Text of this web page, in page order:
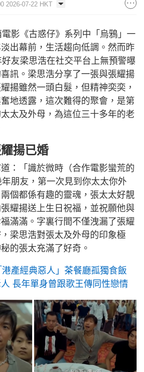
2026-07-22 HKT
影《古惑仔》系列中「烏鴉」一
出幕前，生活趨向低調。然而昨
友梁思浩在社交平台上無預警曝
訊。梁思浩分享了一張與張耀揚
揚雖然一頭白髮，但精神奕奕，
地透露，這次難得的聚會，是第
太及外母，為這位三十多年的老
揚已婚
：「識於微時（合作電影蠻荒的
朋友，第一次見到你太太你外
個都係有趣的靈魂，張太太好靚
耀揚送上生日祝福，並祝願他與
滿滿。字裏行間不僅洩漏了張耀
梁思浩對張太及外母的印象極
的張太充滿了好奇。
港產經典惡人」茶餐廳孤獨食飯
長年單身曾跟歌王傳同性戀情